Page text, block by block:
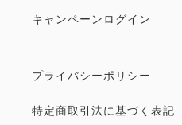
キャンペーンログイン
プライバシーポリシー
特定商取引法に基づく表記